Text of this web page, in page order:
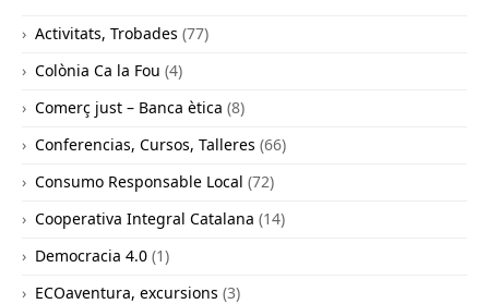
Activitats, Trobades (77)
Colònia Ca la Fou (4)
Comerç just – Banca ètica (8)
Conferencias, Cursos, Talleres (66)
Consumo Responsable Local (72)
Cooperativa Integral Catalana (14)
Democracia 4.0 (1)
ECOaventura, excursions (3)